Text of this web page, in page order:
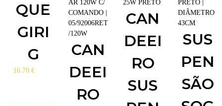
QUE
GIRI
G
16.70 €
CAN
DEEI
RO
CAN
DEEI
RO
SUS
SUS
PEN
SÃO